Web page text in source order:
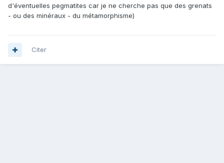
d'éventuelles pegmatites car je ne cherche pas que des grenats
- ou des minéraux - du métamorphisme)
Citer